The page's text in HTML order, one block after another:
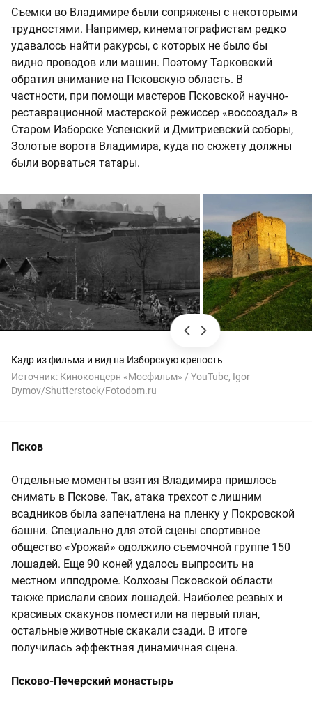
Съемки во Владимире были сопряжены с некоторыми
трудностями. Например, кинематографистам редко
удавалось найти ракурсы, с которых не было бы
видно проводов или машин. Поэтому Тарковский
обратил внимание на Псковскую область. В
частности, при помощи мастеров Псковской научно-
реставрационной мастерской режиссер «воссоздал» в
Старом Изборске Успенский и Дмитриевский соборы,
Золотые ворота Владимира, куда по сюжету должны
были ворваться татары.
Кадр из фильма и вид на Изборскую крепость
Источник: Киноконцерн «Мосфильм» / YouTube, Igor
Dymov/Shutterstock/Fotodom.ru
Псков
Отдельные моменты взятия Владимира пришлось
снимать в Пскове. Так, атака трехсот с лишним
всадников была запечатлена на пленку у Покровской
башни. Специально для этой сцены спортивное
общество «Урожай» одолжило съемочной группе 150
лошадей. Еще 90 коней удалось выпросить на
местном ипподроме. Колхозы Псковской области
также прислали своих лошадей. Наиболее резвых и
красивых скакунов поместили на первый план,
остальные животные скакали сзади. В итоге
получилась эффектная динамичная сцена.
Псково-Печерский монастырь